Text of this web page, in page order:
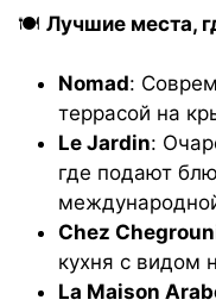
🍽️ Лучшие места,
Nomad:
террасой на
Le Jardin:
где подают
Chez
кухня с видом
La Maison